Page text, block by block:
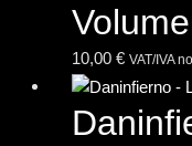
10,00 € VAT/IVA